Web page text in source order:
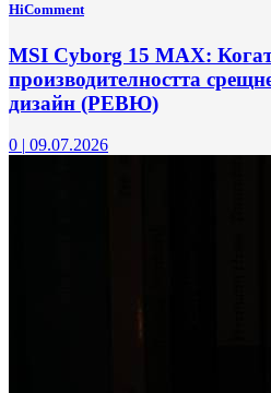
HiComment
MSI Cyborg 15 MAX:
производителността
дизайн (РЕВЮ)
0 | 09.07.2026